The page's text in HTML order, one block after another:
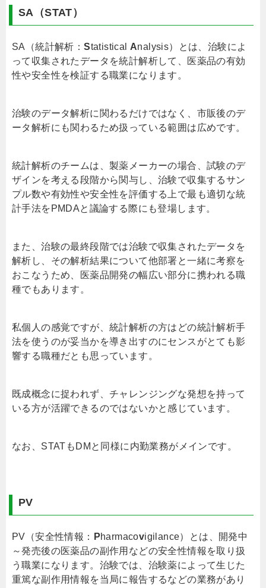
SA（STAT）
SA（統計解析：Statistical Analysis）とは、治験によ
って収集されたデータを統計解析して、医薬品の有効
性や安全性を検証する職業になります。
治験のデータ解析に関わるだけではなく、市販後のデ
ータ解析にも関わるため扱っている範囲は広めです。
統計解析のチームは、製薬メーカーの場合、試験のデ
ザインを考える段階から関与し、治験で収集するサン
プル数や有効性や安全性を評価する上で最も適切な統
計手法をPMDAと議論する際にも登場します。
また、治験の最終段階では治験で収集されたデータを
解析し、その解析結果について他部署と一緒に考察を
おこなうため、医薬品開発の幅広い部分に携われる職
種でもあります。
私個人の感覚ですが、統計解析の方はどの統計解析手
法を使うのが妥当かを導き出すのにセンスがとても影
響する職種だとも思っています。
既成概念に捉われず、チャレンジングな発想を持って
いる方が活躍できるのではないかと感じています。
なお、STATもDMと同様に内勤業務がメインです。
PV
PV（安全性情報： Pharmacovigilance）とは、開発中
～発売後の医薬品の副作用などの安全性情報を取り扱
う職業になります。治験では、治験薬によって生じた
重篤な副作用情報を当局に報告するなどの業務があり